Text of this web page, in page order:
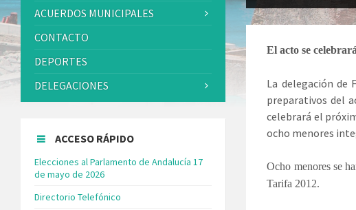
El acto se
La delegación de
preparativos del
celebrará el
ocho menores
Ocho menores se
Tarifa 2012.
ACUERDOS MUNICIPALES
CONTACTO
DEPORTES
DELEGACIONES
ACCESO RÁPIDO
Elecciones al Parlamento de Andalucía 17
de mayo de 2026
Directorio Telefónico